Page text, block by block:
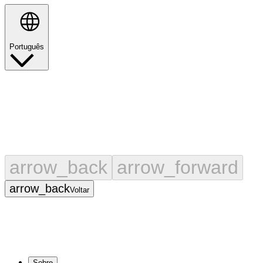
Pesquisar
Português
arrow_back arrow_forward
arrow_backVoltar